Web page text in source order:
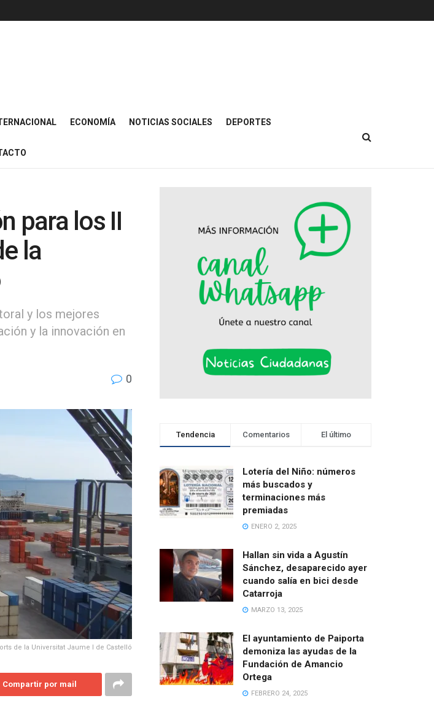
ECONOMÍA NOTICIAS SOCIALES DEPORTES
para los II
la
y los mejores
y la innovación en
0
de la Universitat Jaume I de Castelló
Compartir por mail
Tendencia Comentarios El último
Lotería del Niño: números
más buscados y
terminaciones más
premiadas
ENERO 2, 2025
Hallan sin vida a Agustín
Sánchez, desaparecido ayer
cuando salía en bici desde
Catarroja
MARZO 13, 2025
El ayuntamiento de Paiporta
demoniza las ayudas de la
Fundación de Amancio
Ortega
FEBRERO 24, 2025